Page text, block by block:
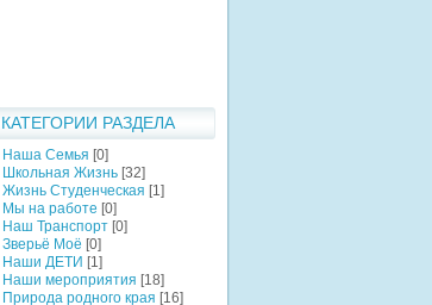
КАТЕГОРИИ РАЗДЕЛА
Наша Семья [0]
Школьная Жизнь [32]
Жизнь Студенческая [1]
Мы на работе [0]
Наш Транспорт [0]
Зверьё Моё [0]
Наши ДЕТИ [1]
Наши мероприятия [18]
Природа родного края [16]